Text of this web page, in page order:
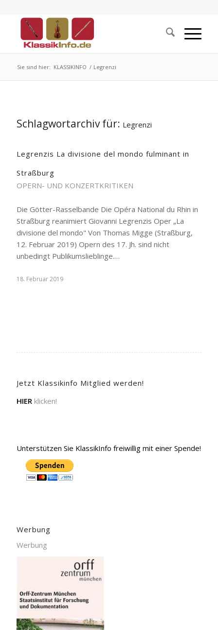
Sie sind hier: KLASSIKINFO / Legrenzi
Schlagwortarchiv für: Legrenzi
Legrenzis La divisione del mondo fulminant in
Straßburg
OPERN- UND KONZERTKRITIKEN
Die Götter-Rasselbande Die Opéra National du Rhin in
Straßburg reanimiert Giovanni Legrenzis Oper „La
divisione del mondo" Von Thomas Migge (Straßburg,
12. Februar 2019) Opern des 17. Jh. sind nicht
unbedingt Publikumslieblinge.…
18. Februar 2019
Jetzt Klassikinfo Mitglied werden!
HIER klicken!
Unterstützen Sie KlassikInfo freiwillig mit einer Spende!
Werbung
Werbung